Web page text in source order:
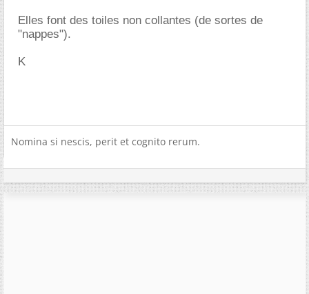
Elles font des toiles non collantes (de sortes de
"nappes").
K
Nomina si nescis, perit et cognito rerum.